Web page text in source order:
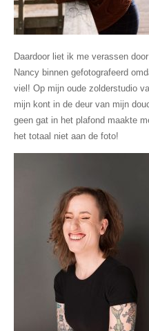
Daardoor liet ik me verassen
Nancy binnen gefotografeerd
viel! Op mijn oude zolderstudio
mijn kont in de deur van mijn
geen gat in het plafond maakte
het totaal niet aan de foto!